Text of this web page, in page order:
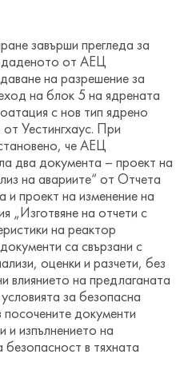
завърши прегледа за
от АЕЦ
на разрешение за
на блок 5 на ядрената
с нов тип ядрено
Уестингхаус. При
че АЕЦ
два документа – проект на
на авариите“ от Отчета
и проект на изменение на
„Изготвяне на отчети с
на реактор
са свързани с
оценки и разчети, без
на предлаганата
за безопасна
документи
и изпълнението на
безопасност в тяхната